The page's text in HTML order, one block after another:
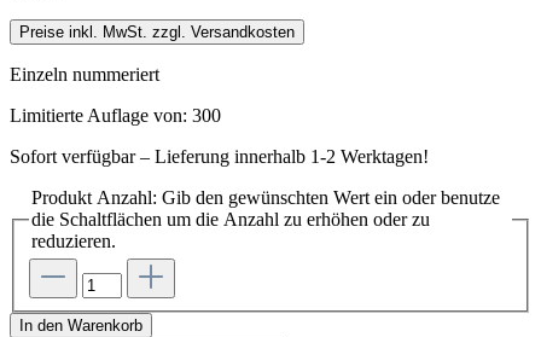
Preise inkl. MwSt. zzgl. Versandkosten
Einzeln nummeriert
Limitierte Auflage von: 300
Sofort verfügbar – Lieferung innerhalb 1-2 Werktagen!
Produkt Anzahl: Gib den gewünschten Wert ein oder benutze
die Schaltflächen um die Anzahl zu erhöhen oder zu
reduzieren.
In den Warenkorb